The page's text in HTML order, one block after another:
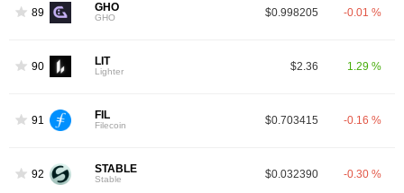
89 GHO
GHO $0.998205 -0.01 %
90 LIT
Lighter $2.36 1.29 %
91 FIL
Filecoin $0.703415 -0.16 %
92 STABLE
Stable $0.032390 -0.30 %